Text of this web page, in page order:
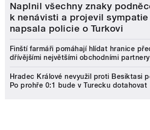
Naplnil všechny znaky
k nenávisti a projevil
napsala policie o Turkovi
Finští farmáři pomáhají hlídat hranice
dřívějšími největšími obchodními partnery
Hradec Králové nevyužil proti Besiktasi
Po prohře 0:1 bude v Turecku dotahovat